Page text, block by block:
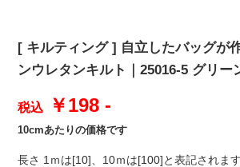
[ キルティング ] 自立したバッグが
ンウレタンキルト｜25016-5 グリー
税込 ￥198 -
10cmあたりの価格です
長さ 1ｍは[10]、10ｍは[100]と表記されます